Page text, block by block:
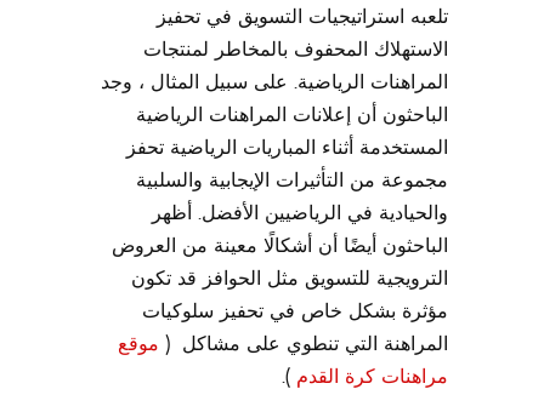
تلعبه استراتيجيات التسويق في تحفيز
الاستهلاك المحفوف بالمخاطر لمنتجات
المراهنات الرياضية. على سبيل المثال ، وجد
الباحثون أن إعلانات المراهنات الرياضية
المستخدمة أثناء المباريات الرياضية تحفز
مجموعة من التأثيرات الإيجابية والسلبية
والحيادية في الرياضيين الأفضل. أظهر
الباحثون أيضًا أن أشكالًا معينة من العروض
الترويجية للتسويق مثل الحوافز قد تكون
مؤثرة بشكل خاص في تحفيز سلوكيات
المراهنة التي تنطوي على مشاكل ( موقع
مراهنات كرة القدم ).